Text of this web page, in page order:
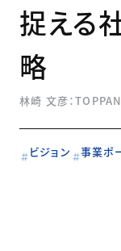
捉える
略
林崎 文彦：
ビジョン 事業ポ